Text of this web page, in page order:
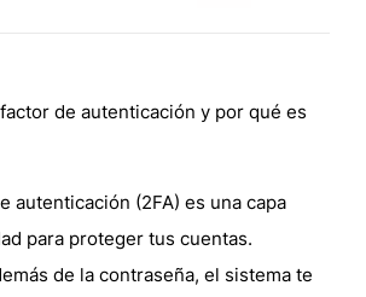
de autenticación y por qué es
autenticación (2FA) es una capa
para proteger tus cuentas.
de la contraseña, el sistema te